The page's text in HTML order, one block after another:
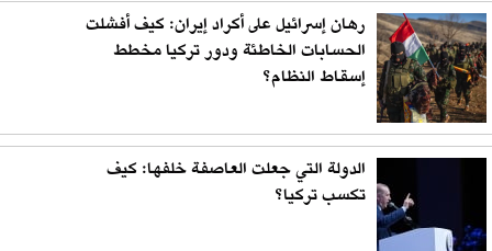
رهان إسرائيل على أكراد إيران: كيف أفشلت
الحسابات الخاطئة ودور تركيا مخطط
إسقاط النظام؟
الدولة التي جعلت العاصفة خلفها: كيف
تكسب تركيا؟